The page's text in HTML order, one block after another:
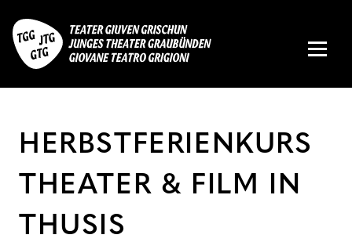
HERBSTFERIENKURS
THEATER & FILM IN
THUSIS